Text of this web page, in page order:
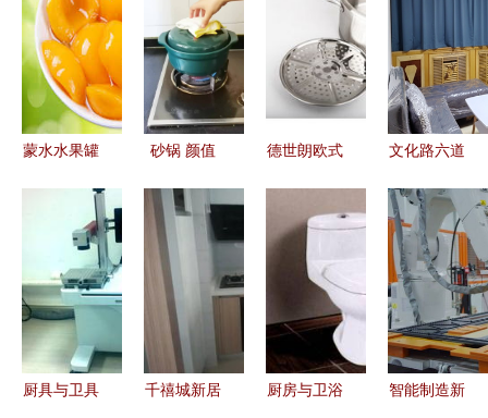
蒙水水果罐
具中的多面
手，点亮日
常烹饪与生
活
砂锅 颜值
的厨房网
红，如何选
对耐住冰火
考验的好厨
具？
德世朗欧式
DSL-T006
德国精工与
304不锈钢
的完美融合
文化路六道
具市场 生
活美学与烟
火气的交汇
点
厨具与卫具
千禧城新居
厨房与卫浴
智能制造新